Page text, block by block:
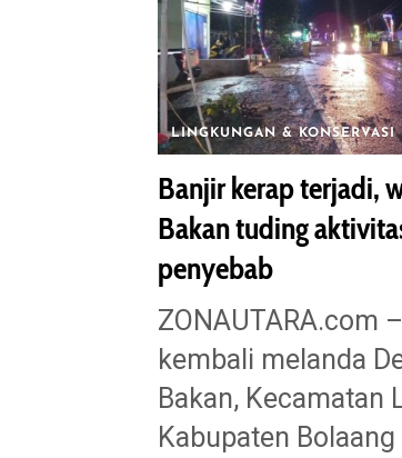
LINGKUNGAN & KONSERVASI
Banjir kerap terjadi,
Bakan tuding
penyebab
‎ZONAUTARA.com
kembali melanda
Bakan, Kecamatan
Kabupaten Bolaang